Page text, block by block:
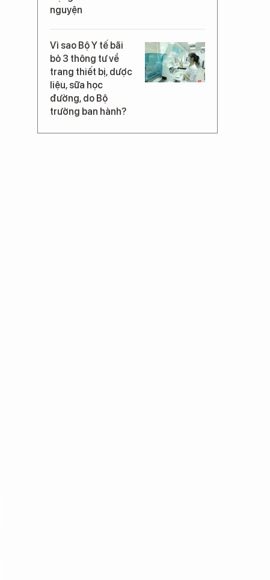
nguyện
Vì sao Bộ Y tế bãi
bỏ 3 thông tư về
trang thiết bị, dược
liệu, sữa học
đường, do Bộ
trưởng ban hành?